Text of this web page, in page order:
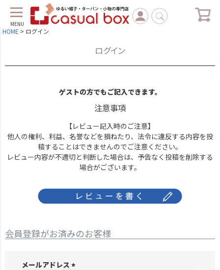
MENU
HOME ログイン
ログイン
ゲストの方でもご記入できます。
注意事項
【レビュー記入時のご注意】
他人の権利、利益、名誉などを損ねたり、法令に違反する内容を投
稿することはできませんのでご注意ください。
レビュー内容が不適切と判断した場合は、予告なく投稿を削除する
場合がございます。
会員登録がお済みのお客様
メールアドレス